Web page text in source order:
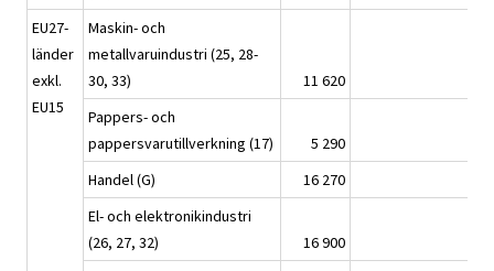
EU27-
länder
exkl.
EU15
Maskin- och
metallvaruindustri (25, 28-
30, 33)
11 620
Pappers- och
pappersvarutillverkning (17)
5 290
Handel (G)
16 270
El- och elektronikindustri
(26, 27, 32)
16 900